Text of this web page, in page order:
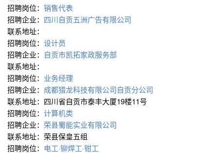
招聘岗位： 销售代表
招聘企业： 四川自贡五洲广告有限公司
联系地址：
招聘岗位： 设计员
招聘企业： 自贡市凯拓家政服务部
联系地址：
招聘岗位： 业务经理
招聘企业： 成都猎龙科技有限公司自贡分公司
联系地址：四川省自贡市泰丰大厦19楼11号
招聘岗位： 计算机类
招聘企业： 荣县蜀能实业有限公司
联系地址：荣县保皇五组
招聘岗位： 电工·铆焊工·钳工